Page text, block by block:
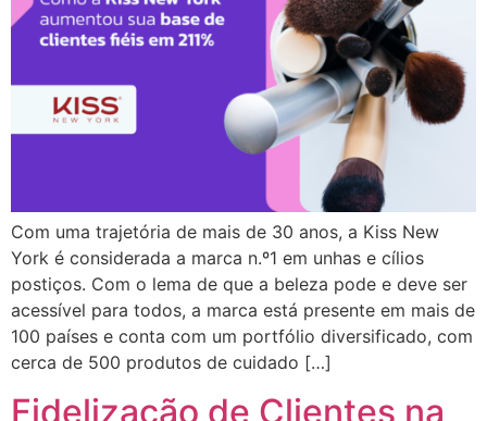
Com uma trajetória de mais de 30 anos, a Kiss New
York é considerada a marca n.º1 em unhas e cílios
postiços. Com o lema de que a beleza pode e deve ser
acessível para todos, a marca está presente em mais de
100 países e conta com um portfólio diversificado, com
cerca de 500 produtos de cuidado […]
Fidelização de Clientes na